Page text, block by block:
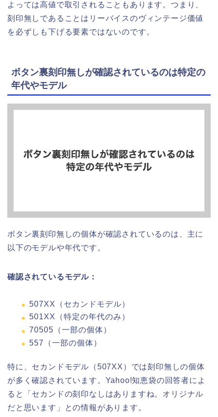
よっては高値で取引されることもあります。つまり、
刻印無しであることはリーバイスのヴィンテージ価値
を必ずしも下げる要素ではないのです。
ボタン裏刻印無しが確認されているのは特定の
年代やモデル
ボタン裏刻印無しの個体が確認されているのは、主に
以下のモデルや年代です。
確認されているモデル：
507XX（セカンドモデル）
501XX（特定の年代のみ）
70505（一部の個体）
557（一部の個体）
特に、セカンドモデル（507XX）では刻印無しの個体
が多く確認されています。Yahoo!知恵袋の回答者によ
ると「セカンドの刻印なしはありますね。オリジナル
だと思います」との情報があります。